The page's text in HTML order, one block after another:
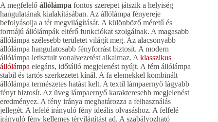
A megfelelő állólámpa fontos szerepet játszik a helyiség
hangulatának kialakításában. Az állólámpa fényereje
befolyásolja a tér megvilágítását. A különböző méretű és
formájú állólámpák eltérő funkciókat szolgálnak. A magasabb
állólámpa szélesebb területet világít meg. Az alacsonyabb
állólámpa hangulatosabb fényforrást biztosít. A modern
állólámpa letisztult vonalvezetést alkalmaz. A klasszikus
állólámpa elegáns, időtálló megjelenést nyújt. A fém állólámpa
stabil és tartós szerkezetet kínál. A fa elemekkel kombinált
állólámpa természetes hatást kelt. A textil lámpaernyő lágyabb
fényt biztosít. Az üveg lámpaernyő karakteresebb megjelenést
eredményez. A fény iránya meghatározza a felhasználás
jellegét. A lefelé irányuló fény ideális olvasáshoz. A felfelé
irányuló fény kellemes térvilágítást ad. A szabályozható